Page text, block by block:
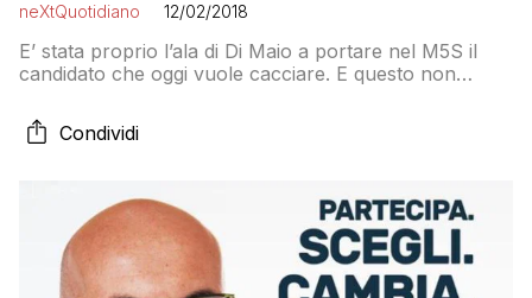
neXtQuotidiano 12/02/2018
E’ stata proprio l’ala di Di Maio a portare nel M5S il
candidato che oggi vuole cacciare. E questo non
paese ma nemmeno sa chi candida
Condividi